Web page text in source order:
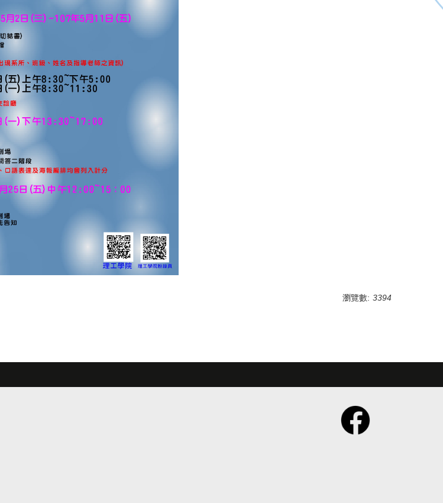
瀏覽數: 3394